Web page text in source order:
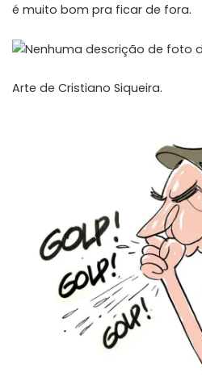
é muito bom pra ficar de fora.
Arte de Cristiano Siqueira.